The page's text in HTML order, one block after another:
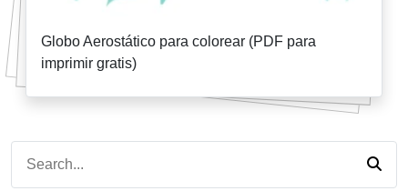
Globo Aerostático para colorear (PDF para
imprimir gratis)